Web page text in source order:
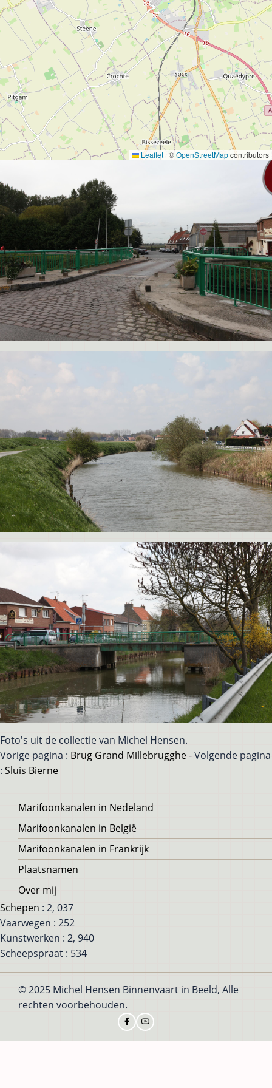
Leaflet | ©OpenStreetMapcontributors
Foto's uit de collectie van Michel Hensen.
Vorige pagina : Brug Grand Millebrugghe- Volgende pagina
: Sluis Bierne
Voet
Marifoonkanalen in Nedeland
Marifoonkanalen in België
Marifoonkanalen in Frankrijk
Plaatsnamen
Over mij
Schepen : 2, 037
Vaarwegen : 252
Kunstwerken : 2, 940
Scheepspraat : 534
© 2025 Michel Hensen Binnenvaart in Beeld, Alle
rechten voorbehouden.